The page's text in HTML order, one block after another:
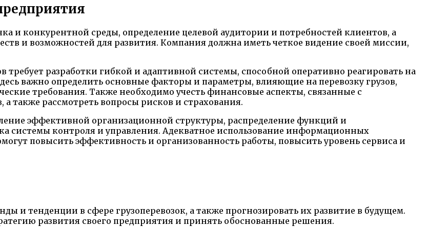
и конкурентной среды, определение целевой аудитории и потребностей клиентов, а
и возможностей для развития. Компания должна иметь четкое видение своей миссии,
требует разработки гибкой и адаптивной системы, способной оперативно реагировать на
важно определить основные факторы и параметры, влияющие на перевозку грузов,
требования. Также необходимо учесть финансовые аспекты, связанные с
также рассмотреть вопросы рисков и страхования.
эффективной организационной структуры, распределение функций и
системы контроля и управления. Адекватное использование информационных
повысить эффективность и организованность работы, повысить уровень сервиса и
и тенденции в сфере грузоперевозок, а также прогнозировать их развитие в будущем.
развития своего предприятия и принять обоснованные решения.